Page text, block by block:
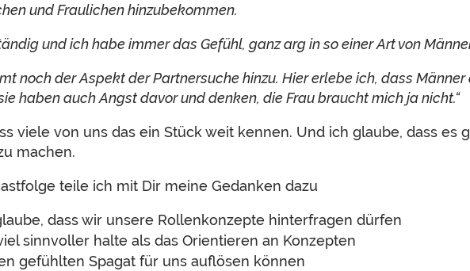
und Fraulichen hinzubekommen.
und ich habe immer das Gefühl, ganz arg in so einer Art von
noch der Aspekt der Partnersuche hinzu. Hier erlebe ich, dass
haben auch Angst davor und denken, die Frau braucht mich ja nicht.“
viele von uns das ein Stück weit kennen. Und ich glaube, dass es
machen.
teile ich mit Dir meine Gedanken dazu
dass wir unsere Rollenkonzepte hinterfragen dürfen
sinnvoller halte als das Orientieren an Konzepten
gefühlten Spagat für uns auflösen können